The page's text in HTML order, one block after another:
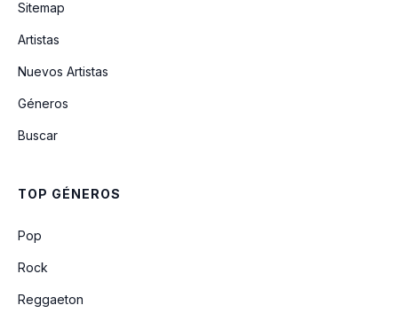
Sitemap
Artistas
Nuevos Artistas
Géneros
Buscar
TOP GÉNEROS
Pop
Rock
Reggaeton